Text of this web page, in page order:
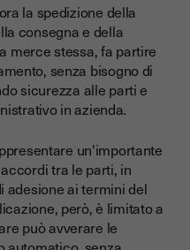
la spedizione della
consegna e della
merce stessa, fa partire
senza bisogno di
sicurezza alle parti e
in azienda.
un'importante
tra le parti, in
adesione ai termini del
però, è limitato a
può avverare le